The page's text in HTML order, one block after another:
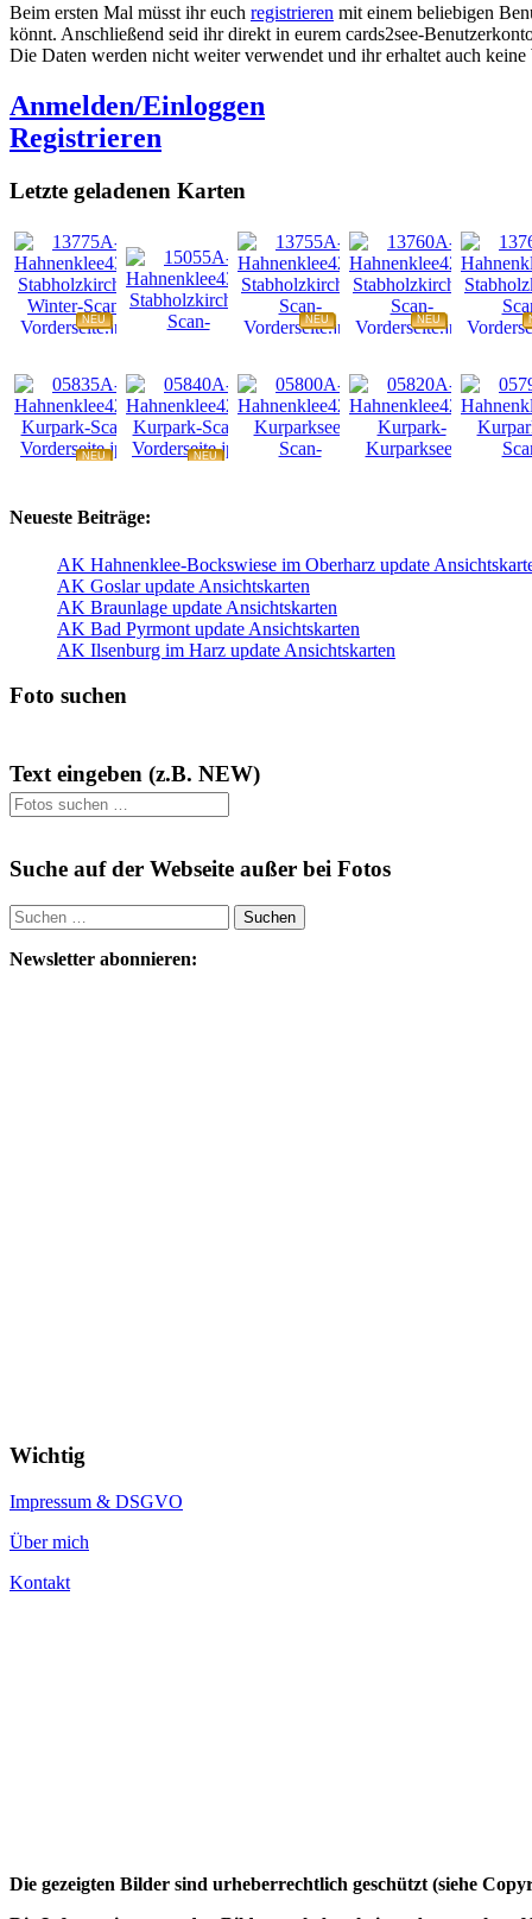
Beim ersten Mal müsst ihr euch registrieren mit einem beliebigen
könnt. Anschließend seid ihr direkt in eurem cards2see-
Die Daten werden nicht weiter verwendet und ihr erhaltet auch
Anmelden/Einloggen
Registrieren
Letzte geladenen Karten
NEU NEU NEU
NEU
NEU
Neueste Beiträge:
AK Hahnenklee-Bockswiese im Oberharz update
AK Goslar update Ansichtskarten
AK Braunlage update Ansichtskarten
AK Bad Pyrmont update Ansichtskarten
AK Ilsenburg im Harz update Ansichtskarten
Foto suchen
Text eingeben (z.B. NEW)
Suche auf der Webseite außer bei Fotos
Suchen
nach:
Newsletter abonnieren:
Wichtig
Impressum & DSGVO
Über mich
Kontakt
Die gezeigten Bilder sind urheberrechtlich geschützt (siehe